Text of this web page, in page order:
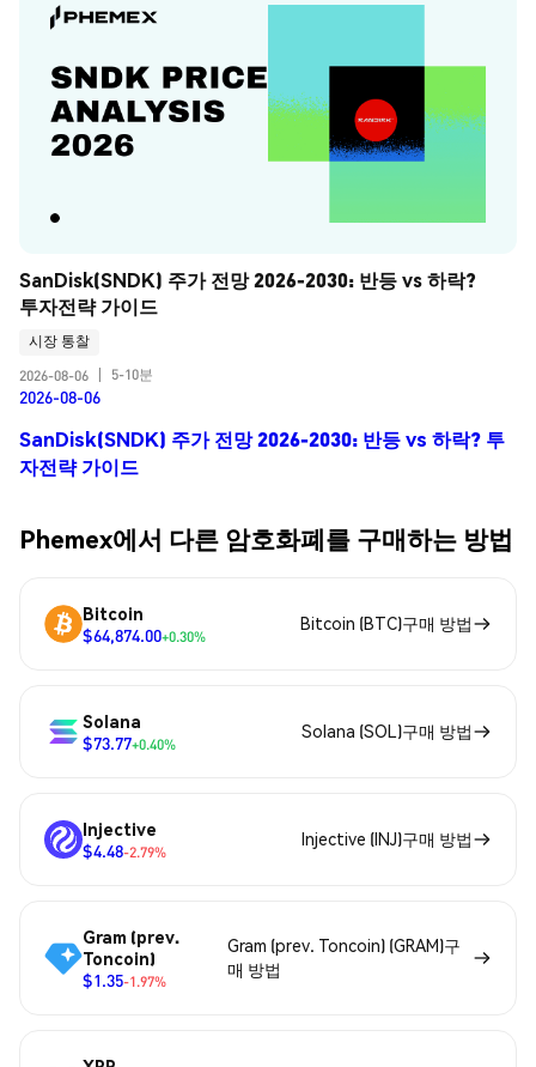
SanDisk(SNDK) 주가 전망 2026-2030: 반등 vs 하락?
투자전략 가이드
시장 통찰
2026-08-06
5-10분
2026-08-06
SanDisk(SNDK) 주가 전망 2026-2030: 반등 vs 하락? 투
자전략 가이드
Phemex에서 다른 암호화폐를 구매하는 방법
Bitcoin
$64,874.00+0.30%
Bitcoin (BTC)구매 방법
Solana
$73.77+0.40%
Solana (SOL)구매 방법
Injective
$4.48-2.79%
Injective (INJ)구매 방법
Gram (prev.
Toncoin)
$1.35-1.97%
Gram (prev. Toncoin) (GRAM)구
매 방법